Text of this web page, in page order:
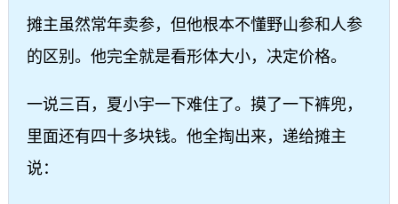
摊主虽然常年卖参，但他根本不懂野山参和人参
的区别。他完全就是看形体大小，决定价格。
一说三百，夏小宇一下难住了。摸了一下裤兜，
里面还有四十多块钱。他全掏出来，递给摊主
说：